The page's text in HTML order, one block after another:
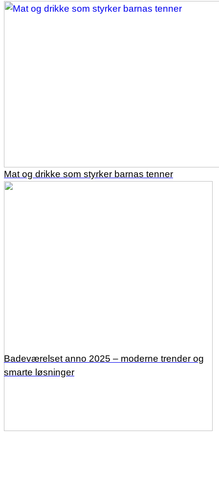
Mat og drikke som styrker barnas tenner
Badeværelset anno 2025 – moderne trender og
smarte løsninger